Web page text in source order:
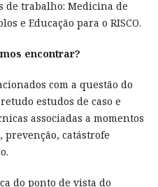
de trabalho: Medicina de
e Educação para o RISCO.
encontrar?
com a questão do
estudos de caso e
associadas a momentos
catástrofe
do ponto de vista do